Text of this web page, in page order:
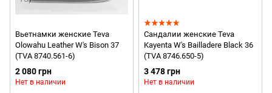
Вьетнамки женские Teva
Olowahu Leather W's Bison 37
(TVA 8740.561-6)
2 080 грн
Нет в наличии
Сандалии женские Teva
Kayenta W's Bailladere Black 36
(TVA 8746.650-5)
3 478 грн
Нет в наличии